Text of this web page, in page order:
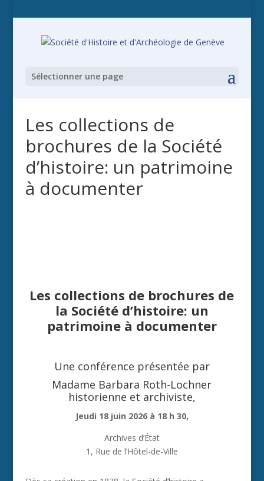
Sélectionner une page
Les collections de
brochures de la Société
d’histoire: un patrimoine
à documenter
Les collections de brochures de
la Société d’histoire: un
patrimoine à documenter
Une conférence présentée par
Madame Barbara Roth-Lochner
historienne et archiviste,
Jeudi 18 juin 2026 à 18 h 30,
Archives d’État
1, Rue de l’Hôtel-de-Ville